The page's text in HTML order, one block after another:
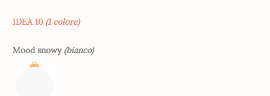
IDEA 10(1 colore)
Mood snowy (bianco)